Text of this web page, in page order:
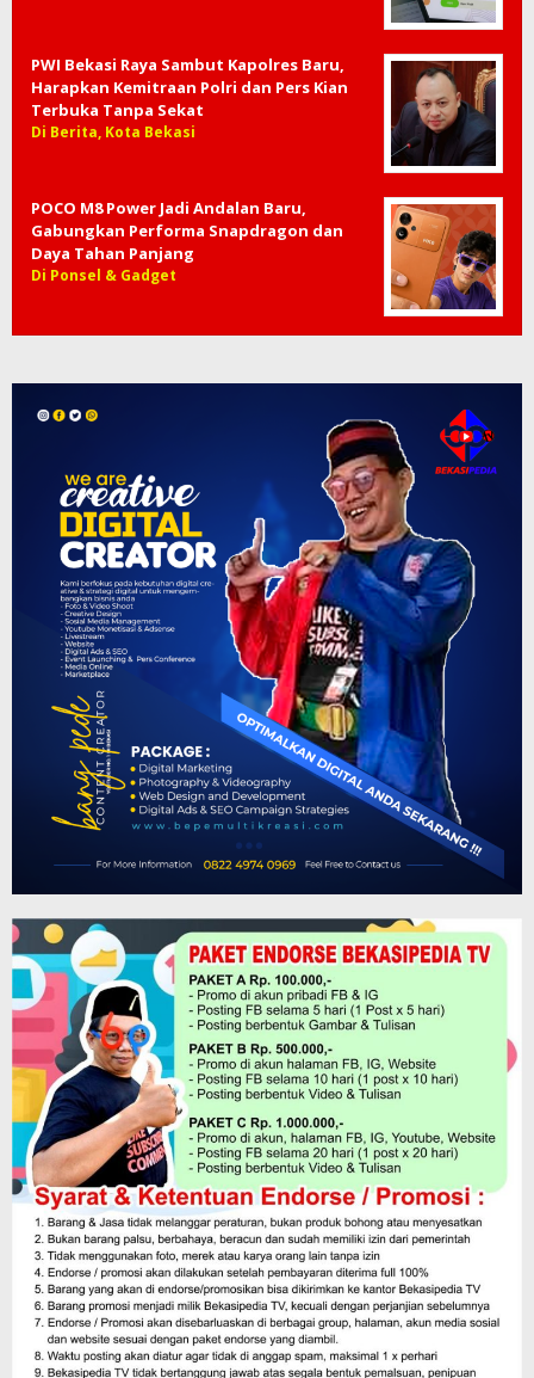
PWI Bekasi Raya Sambut Kapolres Baru,
Harapkan Kemitraan Polri dan Pers Kian
Terbuka Tanpa Sekat
Di Berita, Kota Bekasi
POCO M8 Power Jadi Andalan Baru,
Gabungkan Performa Snapdragon dan
Daya Tahan Panjang
Di Ponsel & Gadget